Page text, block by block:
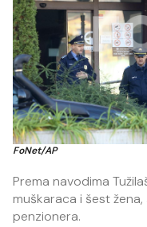
FoNet/AP
Prema navodima
muškaraca i šest
penzionera.